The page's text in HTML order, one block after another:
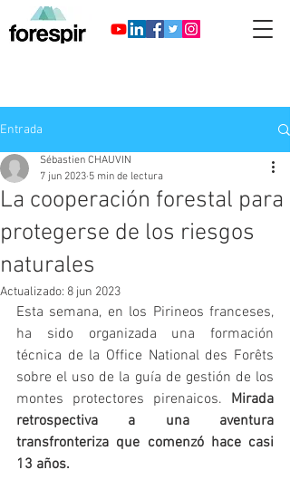
Entrada
La cooperación forestal para
protegerse de los riesgos
naturales
Sébastien CHAUVIN
7 jun 2023 5 min de lectura
Actualizado: 8 jun 2023
Esta semana, en los Pirineos franceses,
ha sido organizada una formación
técnica de la Office National des Forêts
sobre el uso de la guía de gestión de los
montes protectores pirenaicos. Mirada
retrospectiva a una aventura
transfronteriza que comenzó hace casi
13 años.